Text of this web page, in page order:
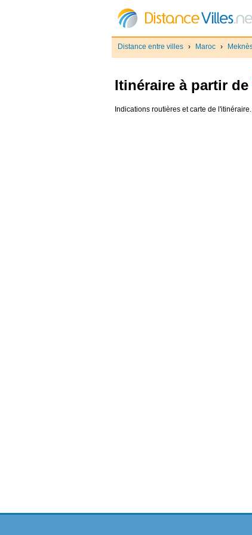
Distance entre villes › Maroc ›
Itinéraire à partir de
Indications routières et carte de